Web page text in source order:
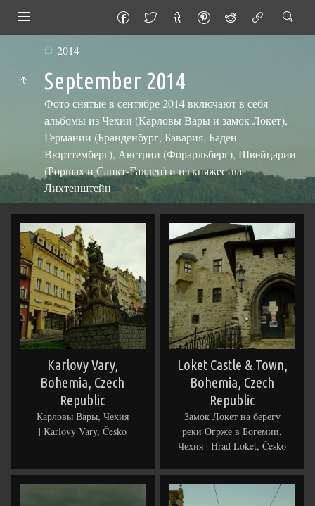
2014
September 2014
Фото снятые в сентябре 2014 включают в себя
альбомы из Чехии (Карловы Вары и замок Локет),
Германии (Бранденбург, Бавария, Баден-
Вюрттемберг), Австрии (Форарльберг), Швейцарии
(Роршах и Санкт-Галлен) и из княжества
Лихтенштейн
Karlovy Vary,
Bohemia, Czech
Republic
Карловы Вары, Чехия
| Karlovy Vary, Česko
Loket Castle & Town,
Bohemia, Czech
Republic
Замок Локет на берегу
реки Огрже в Богемии,
Чехия | Hrad Loket, Česko